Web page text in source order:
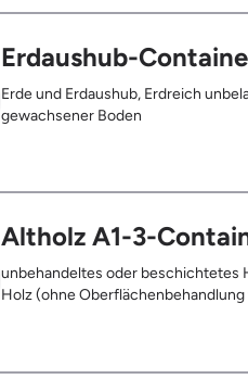
max. 5% des gesamten
Erdaushub-
Erde und Erdaushub, Erdreich
gewachsener Boden
Altholz A1-3-
unbehandeltes oder beschichtetes
Holz (ohne Oberflächenbehandlung wie
Möbel und Türen, Geleimtes Holz